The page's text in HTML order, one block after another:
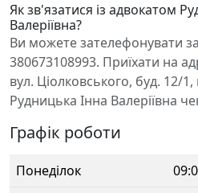
Як зв'язатися із адвокатом
Валеріївна?
Ви можете зателефонувати
380673108993. Приїхати на
вул. Ціолковського, буд. 12/1,
Рудницька Інна Валеріївна
Графік роботи
Понеділок